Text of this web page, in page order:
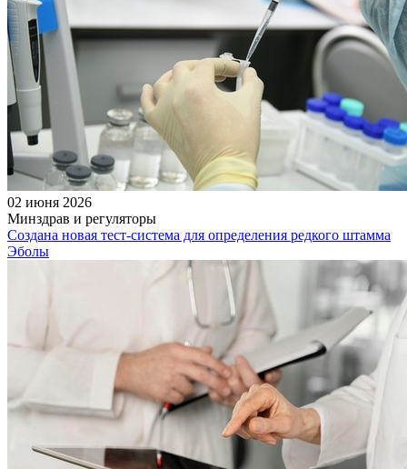
02 июня 2026
Минздрав и регуляторы
Создана новая тест-система для определения редкого штамма
Эболы